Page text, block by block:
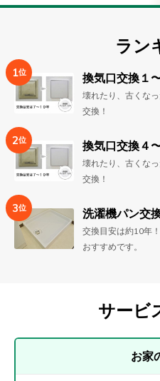
ラン
1位 換気口交換１
壊れたり、古くな
交換！
2位 換気口交換４
壊れたり、古くな
交換！
3位 洗濯機パン交
交換目安は約10年
おすすめです。
サービ
お家
全て
設備
交換